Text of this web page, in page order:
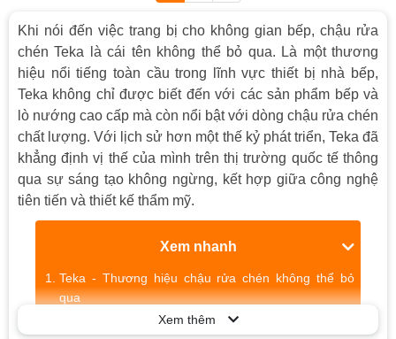
Khi nói đến việc trang bị cho không gian bếp, chậu rửa
chén Teka là cái tên không thể bỏ qua. Là một thương
hiệu nổi tiếng toàn cầu trong lĩnh vực thiết bị nhà bếp,
Teka không chỉ được biết đến với các sản phẩm bếp và
lò nướng cao cấp mà còn nổi bật với dòng chậu rửa chén
chất lượng. Với lịch sử hơn một thế kỷ phát triển, Teka đã
khẳng định vị thế của mình trên thị trường quốc tế thông
qua sự sáng tạo không ngừng, kết hợp giữa công nghệ
tiên tiến và thiết kế thẩm mỹ.
Xem nhanh
Teka - Thương hiệu chậu rửa chén không thể bỏ
qua
Lý do lựa chọn thương hiệu chậu rửa chén Teka
Xem thêm